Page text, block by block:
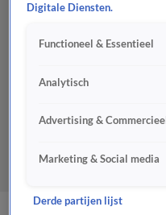
Digitale Diensten.
Functioneel & Essentieel
Analytisch
Advertising & Commercieel
Marketing & Social media
Derde partijen lijst